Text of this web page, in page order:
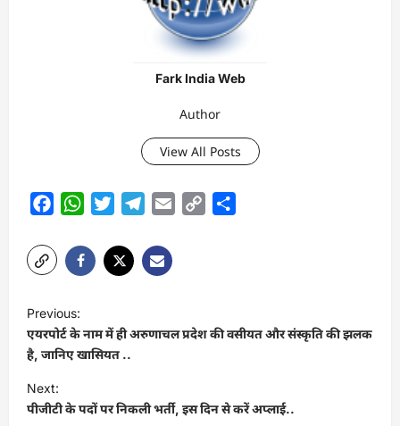
Fark India Web
Author
View All Posts
FacebookWhatsAppTwitterTelegram
Email
Copy
P
o
s
t
n
Previous:
एयरपोर्ट के नाम में ही अरुणाचल प्रदेश की वसीयत और संस्कृति की झलक
है, जानिए खासियत ..
Next:
पीजीटी के पदों पर निकली भर्ती, इस दिन से करें अप्लाई..